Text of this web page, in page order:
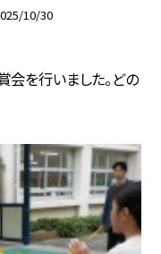
10/30
会を行いました。どの